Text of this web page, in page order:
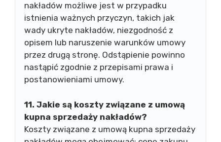
nakładów możliwe jest w przypadku
istnienia ważnych przyczyn, takich jak
wady ukryte nakładów, niezgodność z
opisem lub naruszenie warunków umowy
przez drugą stronę. Odstąpienie powinno
nastąpić zgodnie z przepisami prawa i
postanowieniami umowy.
11. Jakie są koszty związane z umową
kupna sprzedaży nakładów?
Koszty związane z umową kupna sprzedaży